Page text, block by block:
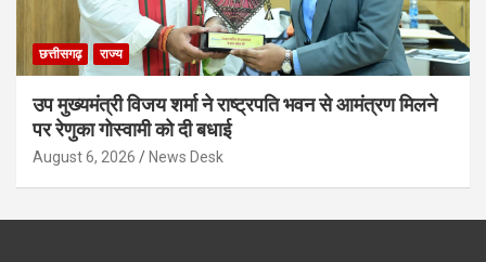
छत्तीसगढ़ राज्य
उप मुख्यमंत्री विजय शर्मा ने राष्ट्रपति भवन से आमंत्रण मिलने
पर रेणुका गोस्वामी को दी बधाई
August 6, 2026 News Desk